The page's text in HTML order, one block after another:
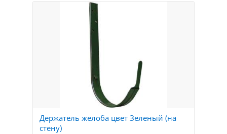
Держатель желоба цвет Зеленый (на
стену)